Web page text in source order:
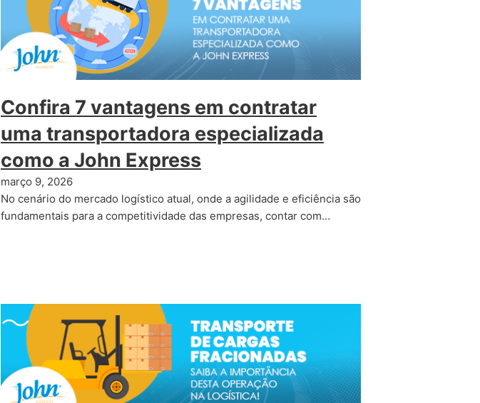
Confira 7 vantagens em contratar
uma transportadora especializada
como a John Express
março 9, 2026
No cenário do mercado logístico atual, onde a agilidade e eficiência são
fundamentais para a competitividade das empresas, contar com…